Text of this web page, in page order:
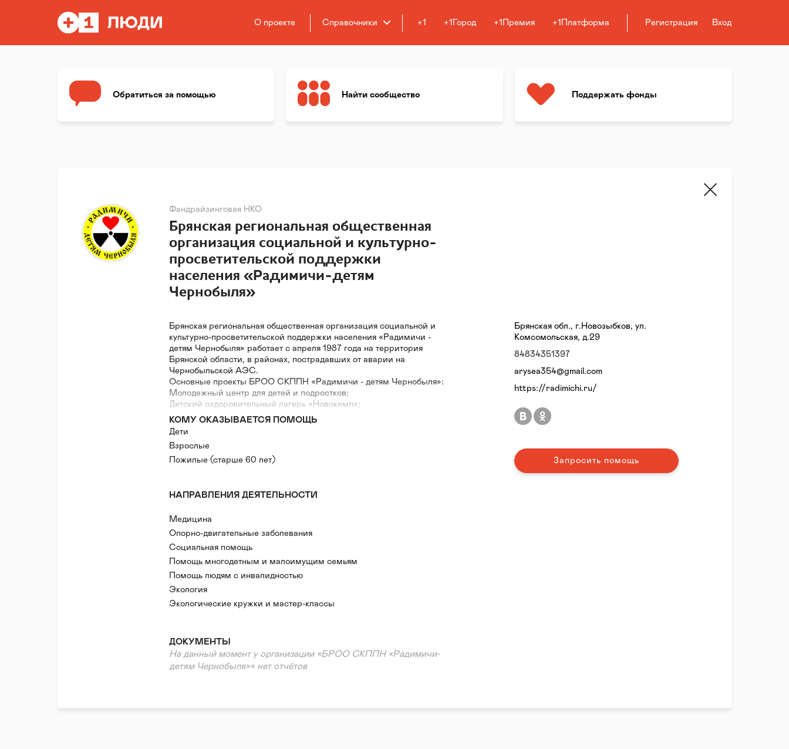
О проекте Справочники +1 +1Город +1Премия +1Платформа Регистрация Вход
Обратиться за помощью Найти сообщество Поддержать фонды
Фандрайзинговая НКО
Брянская региональная общественная
организация социальной и культурно-
просветительской поддержки
населения «Радимичи-детям
Чернобыля»
Брянская региональная общественная организация социальной и
культурно-просветительской поддержки населения «Радимичи -
детям Чернобыля» работает с апреля 1987 года на территория
Брянской области, в районах, пострадавших от аварии на
Чернобыльской АЭС.
Основные проекты БРОО СКППН «Радимичи - детям Чернобыля»:
Молодежный центр для детей и подростков;
Детский оздоровительный лагерь «Новокемп»;
Кабинет реабилитации и восстановительного лечения для детей с
детским церебральным параличем;
Кабинет обследования щитовидной железы;
Социально-реабилитационный центр для детей с ограниченными
возможностями;
Экологический клуб.
КОМУ ОКАЗЫВАЕТСЯ ПОМОЩЬ
Дети
Взрослые
Пожилые (старше 60 лет)
НАПРАВЛЕНИЯ ДЕЯТЕЛЬНОСТИ
Медицина
Опорно-двигательные заболевания
Социальная помощь
Помощь многодетным и малоимущим семьям
Помощь людям с инвалидностью
Помощь пострадавшим от стихийных бедствий/катастроф/войн
Волонтерская помощь
Экология
Экологические кружки и мастер-классы
ДОКУМЕНТЫ
На данный момент у организации «БРОО СКППН «Радимичи-
детям Чернобыля»» нет отчётов
Брянская обл., г.Новозыбков, ул.
Комсомольская, д.29
84834351397
arysea354@gmail.com
https://radimichi.ru/
Запросить помощь